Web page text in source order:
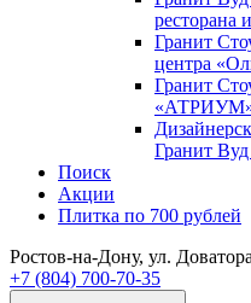
ресторана
Гранит
центра
Гранит
Гранит
Поиск
Акции
Плитка по 700 рублей
Ростов-на-Дону, ул.
+7 (804) 700-70-35